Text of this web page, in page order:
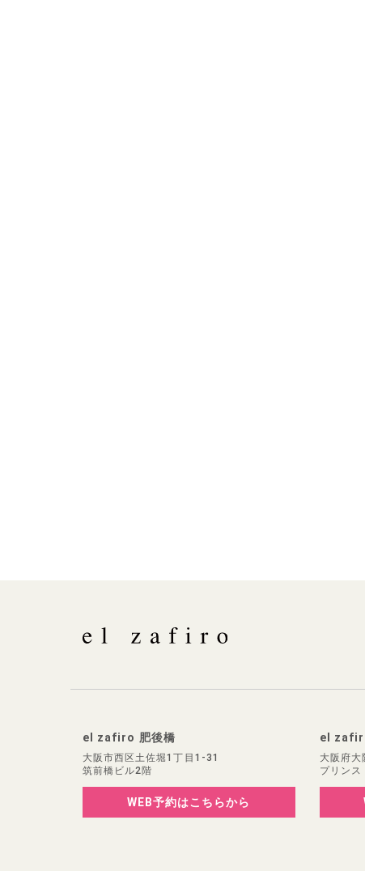
el zafiro 肥後橋
大阪市西区土佐堀1丁目1-31
筑前橋ビル2階
WEB予約はこちらから
el
大阪府
プリンス